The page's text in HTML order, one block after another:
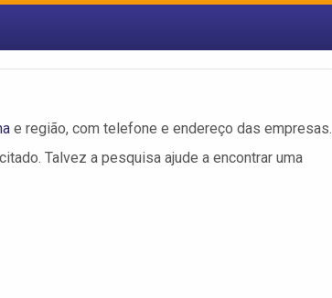
e região, com telefone e endereço das empresas.
Talvez a pesquisa ajude a encontrar uma